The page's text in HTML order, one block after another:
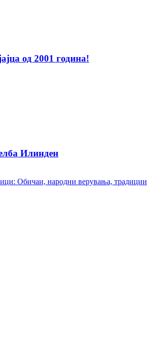
од 2001 година!
Илинден
Обичаи, народни верувања, традиции